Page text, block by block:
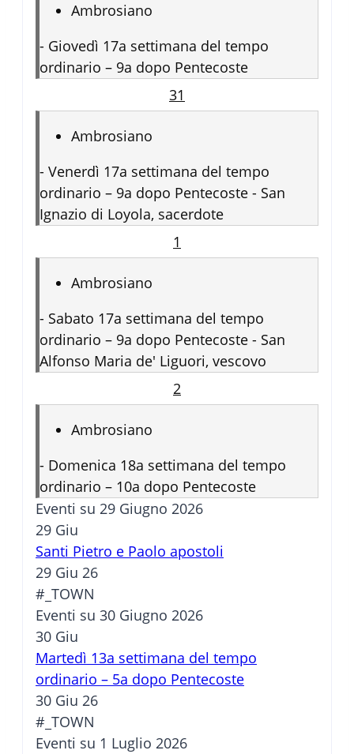
Ambrosiano
- Giovedì 17a settimana del tempo
ordinario – 9a dopo Pentecoste
31
Ambrosiano
- Venerdì 17a settimana del tempo
ordinario – 9a dopo Pentecoste - San
Ignazio di Loyola, sacerdote
1
Ambrosiano
- Sabato 17a settimana del tempo
ordinario – 9a dopo Pentecoste - San
Alfonso Maria de' Liguori, vescovo
2
Ambrosiano
- Domenica 18a settimana del tempo
ordinario – 10a dopo Pentecoste
Eventi su 29 Giugno 2026
29 Giu
Santi Pietro e Paolo apostoli
29 Giu 26
#_TOWN
Eventi su 30 Giugno 2026
30 Giu
Martedì 13a settimana del tempo
ordinario – 5a dopo Pentecoste
30 Giu 26
#_TOWN
Eventi su 1 Luglio 2026